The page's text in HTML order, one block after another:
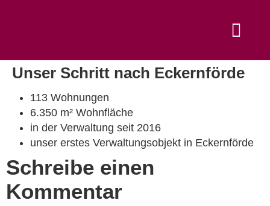
Unser Schritt nach Eckernförde
113 Wohnungen
6.350 m² Wohnfläche
in der Verwaltung seit 2016
unser erstes Verwaltungsobjekt in Eckernförde
Schreibe einen
Kommentar